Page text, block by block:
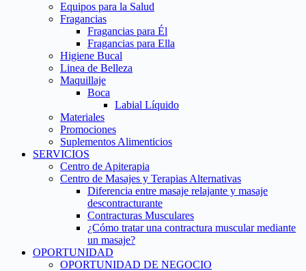
Equipos para la Salud
Fragancias
Fragancias para Él
Fragancias para Ella
Higiene Bucal
Linea de Belleza
Maquillaje
Boca
Labial Líquido
Materiales
Promociones
Suplementos Alimenticios
SERVICIOS
Centro de Apiterapia
Centro de Masajes y Terapias Alternativas
Diferencia entre masaje relajante y masaje
descontracturante
Contracturas Musculares
¿Cómo tratar una contractura muscular mediante
un masaje?
OPORTUNIDAD
OPORTUNIDAD DE NEGOCIO